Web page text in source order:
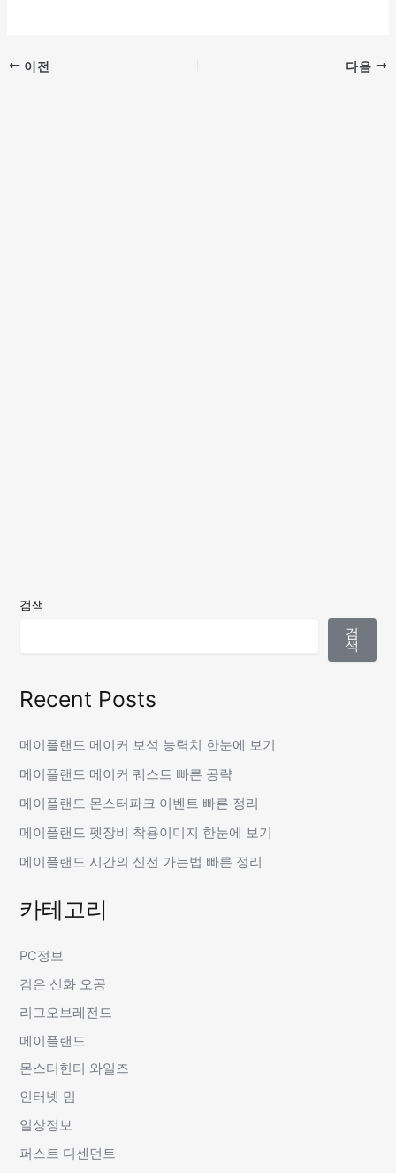
이전 다음
검색
검
색
Recent Posts
메이플랜드 메이커 보석 능력치 한눈에 보기
메이플랜드 메이커 퀘스트 빠른 공략
메이플랜드 몬스터파크 이벤트 빠른 정리
메이플랜드 펫장비 착용이미지 한눈에 보기
메이플랜드 시간의 신전 가는법 빠른 정리
카테고리
PC정보
검은 신화 오공
리그오브레전드
메이플랜드
몬스터헌터 와일즈
인터넷 밈
일상정보
퍼스트 디센던트